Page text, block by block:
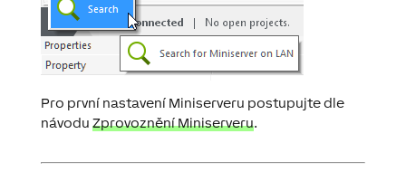
Pro první nastavení Miniserveru postupujte dle
návodu Zprovoznění Miniserveru.